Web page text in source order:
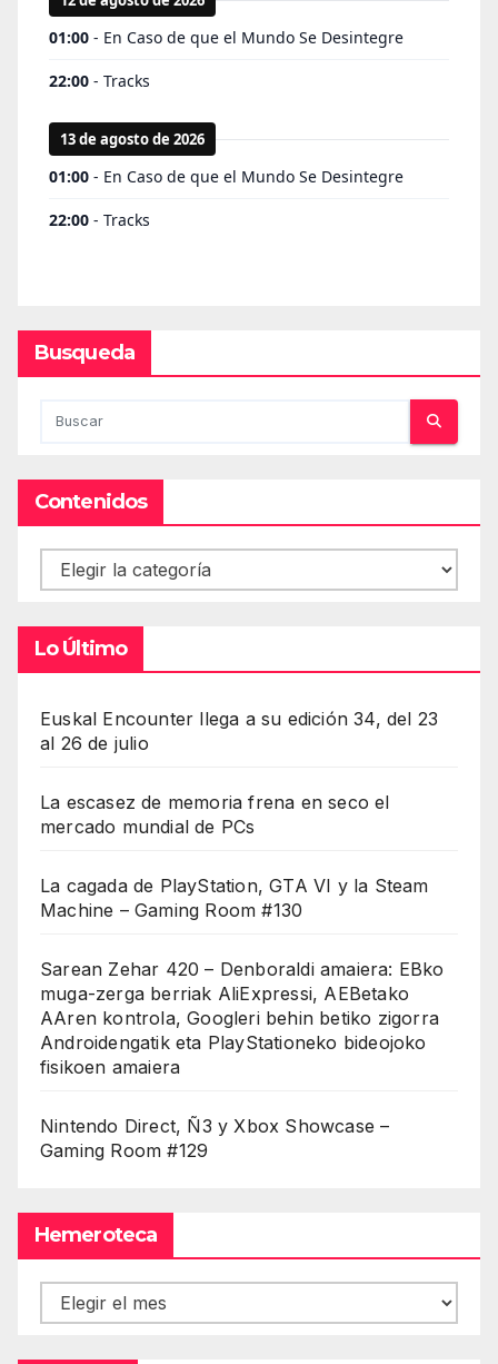
Busqueda
Contenidos
Contenidos
Lo Último
Euskal Encounter llega a su edición 34, del 23
al 26 de julio
La escasez de memoria frena en seco el
mercado mundial de PCs
La cagada de PlayStation, GTA VI y la Steam
Machine – Gaming Room #130
Sarean Zehar 420 – Denboraldi amaiera: EBko
muga-zerga berriak AliExpressi, AEBetako
AAren kontrola, Googleri behin betiko zigorra
Androidengatik eta PlayStationeko bideojoko
fisikoen amaiera
Nintendo Direct, Ñ3 y Xbox Showcase –
Gaming Room #129
Hemeroteca
Hemeroteca